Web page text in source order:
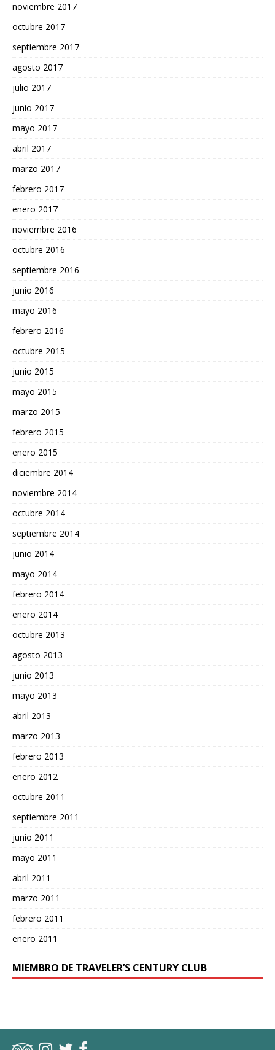
noviembre 2017
octubre 2017
septiembre 2017
agosto 2017
julio 2017
junio 2017
mayo 2017
abril 2017
marzo 2017
febrero 2017
enero 2017
noviembre 2016
octubre 2016
septiembre 2016
junio 2016
mayo 2016
febrero 2016
octubre 2015
junio 2015
mayo 2015
marzo 2015
febrero 2015
enero 2015
diciembre 2014
noviembre 2014
octubre 2014
septiembre 2014
junio 2014
mayo 2014
febrero 2014
enero 2014
octubre 2013
agosto 2013
junio 2013
mayo 2013
abril 2013
marzo 2013
febrero 2013
enero 2012
octubre 2011
septiembre 2011
junio 2011
mayo 2011
abril 2011
marzo 2011
febrero 2011
enero 2011
MIEMBRO DE TRAVELER’S CENTURY CLUB